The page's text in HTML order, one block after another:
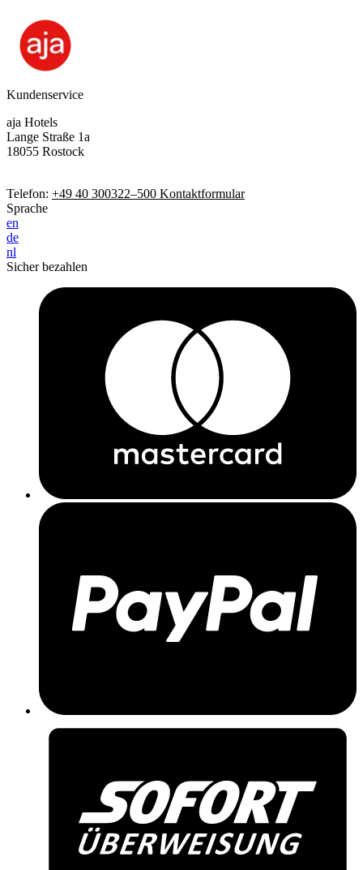
Kundenservice
aja Hotels
Lange Straße 1a
18055 Rostock
Telefon: +49 40 300322–500 Kontaktformular
Sprache
en
de
nl
Sicher bezahlen